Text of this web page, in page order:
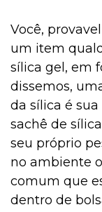
Você,
um item
sílica gel, em
dissemos,
da sílica é
sachê de
seu próprio
no ambiente
comum que
dentro de